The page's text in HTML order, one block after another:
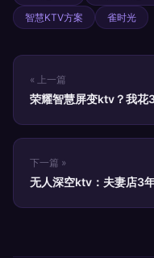
智慧KTV方案
雀时光
« 上一篇
荣耀智慧屏变ktv？我花
下一篇 »
无人深空ktv：夫妻店3